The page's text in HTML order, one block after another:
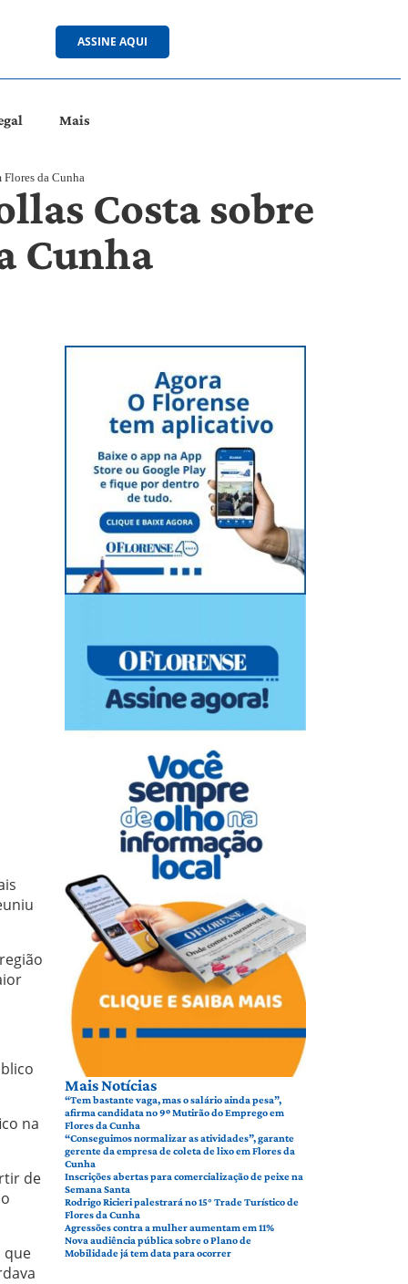
ASSINE AQUI
Mais
da Cunha
Costa sobre
Cunha
na
de
que
Mais Notícias
“Tem bastante vaga, mas o salário ainda pesa”,
afirma candidata no 9º Mutirão do Emprego em
Flores da Cunha
“Conseguimos normalizar as atividades”, garante
gerente da empresa de coleta de lixo em Flores da
Cunha
Inscrições abertas para comercialização de peixe na
Semana Santa
Rodrigo Ricieri palestrará no 15° Trade Turístico de
Flores da Cunha
Agressões contra a mulher aumentam em 11%
Nova audiência pública sobre o Plano de
Mobilidade já tem data para ocorrer